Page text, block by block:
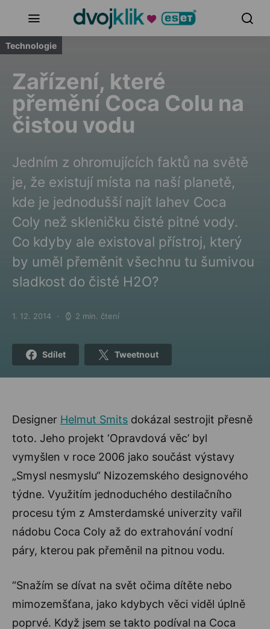
Technologie
Zařízení, které
přemění Coca Colu na
čistou vodu
Jedním z ohromujících faktů na světě
je, že existují místa na naší planetě,
kde je jednodušší najít lahev Coca
Coly než skleničku čisté pitné vody.
Co kdyby ale existoval přístroj, který
by uměl přeměnit všechnu tu šumivou
sladkost do čisté H2O?
Posted on
1. 12. 2014 2 min. čtení
Sdílet Tweetnout
Designer Helmut Smits dokázal sestrojit přesně
toto. Jeho projekt ‘Opravdová věc’ byl
vymyšlen v roce 2006 jako součást výstavy
„Smysl nesmyslu“ Nizozemského designového
týdne. Využitím jednoduchého destilačního
procesu tým z Amsterdamské univerzity vařil
nádobu Coca Coly až do extrahování vodní
páry, kterou pak přeměnil na pitnou vodu.
“Snažím se dívat na svět očima dítěte nebo
mimozemšťana, jako kdybych věci viděl úplně
poprvé. Když jsem se takto podíval na Coca